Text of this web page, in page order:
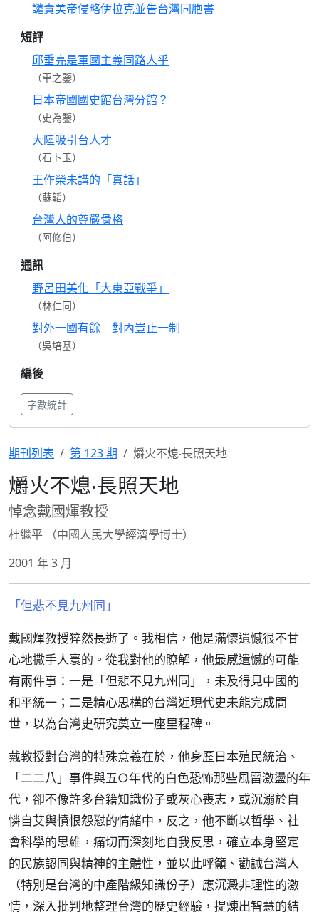
譴責美帝侵略伊拉克並告台灣同胞書
短評
邱垂亮是軍國主義同路人乎
（車之鑒）
日本帝國國史館台灣分館？
（史為鑒）
大陸吸引台人才
（石卜玉）
王作榮未講的「真話」
（蘇韜）
台灣人的尊嚴骨格
（阿修伯）
通訊
野呂田美化「大東亞戰爭」
（林仁同）
對外一國有餘 對內豈止一制
（吳培基）
編後
字數統計
期刊列表 第 123 期 爝火不熄‧長照天地
爝火不熄‧長照天地
悼念戴國煇教授
杜繼平 （中國人民大學經濟學博士）
2001 年 3 月
「但悲不見九州同」
戴國煇教授猝然長逝了。我相信，他是滿懷遺憾很不甘
心地撒手人寰的。從我對他的瞭解，他最感遺憾的可能
有兩件事：一是「但悲不見九州同」，未及得見中國的
和平統一；二是精心思構的台灣近現代史未能完成問
世，以為台灣史研究奠立一座里程碑。
戴教授對台灣的特殊意義在於，他身歷日本殖民統治、
「二二八」事件與五○年代的白色恐怖那些風雷激盪的年
代，卻不像許多台籍知識份子或灰心喪志，或沉溺於自
憐自艾與憤恨怨懟的情緒中，反之，他不斷以哲學、社
會科學的思維，痛切而深刻地自我反思，確立本身堅定
的民族認同與精神的主體性，並以此呼籲、勸誡台灣人
（特別是台灣的中產階級知識份子）應沉澱非理性的激
情，深入批判地整理台灣的歷史經驗，提煉出智慧的結